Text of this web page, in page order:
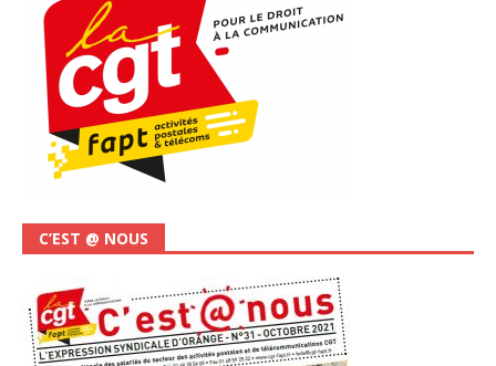
C’EST @ NOUS